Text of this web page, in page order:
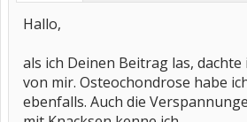
Hallo,
als ich Deinen Beitrag las,
von mir. Osteochondrose habe
ebenfalls. Auch die